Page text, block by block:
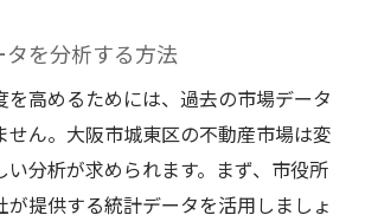
を準備するコツ
ドバイスを活用する方法
小限にするための具体的な対策
行う評価の見直し
用した最適な不動産売却戦略の立
を分析する方法
を高めるためには、過去の市場データ
せん。大阪市城東区の不動産市場は変
い分析が求められます。まず、市役所
が提供する統計データを活用しましょ